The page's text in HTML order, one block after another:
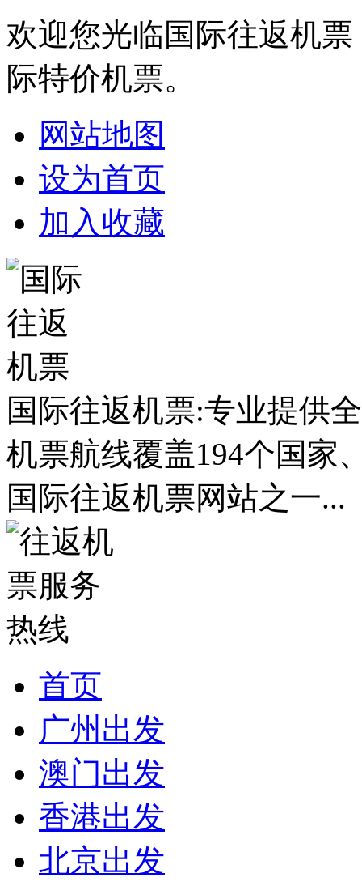
欢迎您光临国际往返机
际特价机票。
网站地图
设为首页
加入收藏
国际往返机票:专业提供
机票航线覆盖194个国家
国际往返机票网站之一...
首页
广州出发
澳门出发
香港出发
北京出发